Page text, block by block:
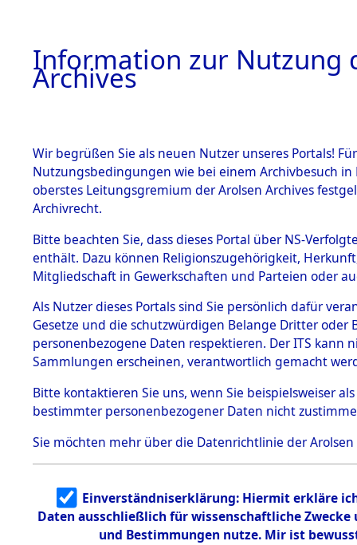
BESTÄNDE
1.
mente
5. Verschiedenes
5.3
Todesmärsche
5.3.1 Alliierte
Erhebungen
zu
Todesmärsch
en
5.3.2
Identifizierun
g
5.3.3
Todesmärsch
der US-
Allach,
Neckarelz
Information zur Nutzung
Archives
Wir begrüßen Sie als neuen Nutzer unseres Portals!
Nutzungsbedingungen wie bei einem Archivbesuch
oberstes Leitungsgremium der Arolsen Archives
Archivrecht.
Bitte beachten Sie, dass dieses Portal über NS-
enthält. Dazu können Religionszugehörigkeit,
Mitgliedschaft in Gewerkschaften und Parteien oder
Als Nutzer dieses Portals sind Sie persönlich dafür
Gesetze und die schutzwürdigen Belange Dritter
personenbezogene Daten respektieren. Der ITS
Sammlungen erscheinen, verantwortlich gemacht
Bitte kontaktieren Sie uns, wenn Sie beispielsweiser
bestimmter personenbezogener Daten nicht
Sie möchten mehr über die Datenrichtlinie der Arolsen
Einverständniserklärung: Hiermit erkläre
Daten ausschließlich für wissenschaftliche
und Bestimmungen nutze. Mir ist